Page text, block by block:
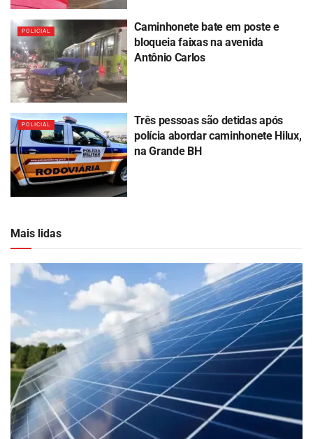
POLICIAL
Caminhonete bate em poste e
bloqueia faixas na avenida
Antônio Carlos
POLICIAL
Três pessoas são detidas após
polícia abordar caminhonete Hilux,
na Grande BH
Mais lidas